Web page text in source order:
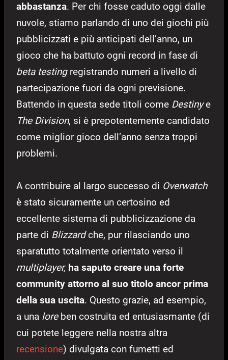
abbastanza. Per chi fosse caduto oggi dalle
nuvole, stiamo parlando di uno dei giochi più
pubblicizzati e più anticipati dell’anno, un
gioco che ha battuto ogni record in fase di
beta testingregistrando numeri a livello di
partecipazione fuori da ogni previsione.
Battendo in questa sede titoli come Destinye
The Division, si è prepotentemente candidato
come miglior gioco dell’anno senza troppi
problemi.
A contribuire al largo successo di Overwatch
è stato sicuramente un certosino ed
eccellente sistema di pubblicizzazione da
parte di Blizzardche, pur rilasciando uno
sparatutto totalmente orientato verso il
multiplayer, ha saputo creare una forte
community attorno al suo titolo ancor prima
della sua uscita. Questo grazie, ad esempio,
a una loreben costruita ed entusiasmante (di
cui potete leggere nella nostra altra
recensione) divulgata con fumetti ed